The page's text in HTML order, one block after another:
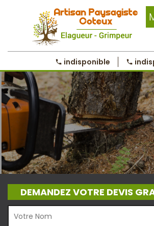
indisponible
DEMANDEZ VOTRE DEVIS